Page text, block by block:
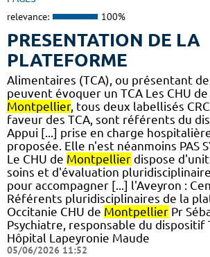
relevance: 100%
PRESENTATION DE LA
PLATEFORME
Alimentaires (TCA), ou présentant
peuvent évoquer un TCA Les CHU
Montpellier, tous deux labellisés
faveur des TCA, sont référents du
Appui [...] prise en charge
proposée. Elle n'est néanmoins PAS
Le CHU de Montpellier dispose
soins et d'évaluation pluridisciplinaire
pour accompagner [...] l'Aveyron :
Référents pluridisciplinaires de la
Occitanie CHU de Montpellier Pr
Psychiatre, responsable du dispositif
Hôpital Lapeyronie Maude
05/06/2026 11:52